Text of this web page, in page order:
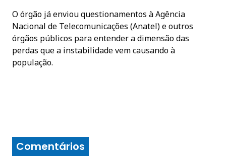
O órgão já enviou questionamentos à Agência
Nacional de Telecomunicações (Anatel) e outros
órgãos públicos para entender a dimensão das
perdas que a instabilidade vem causando à
população.
Comentários